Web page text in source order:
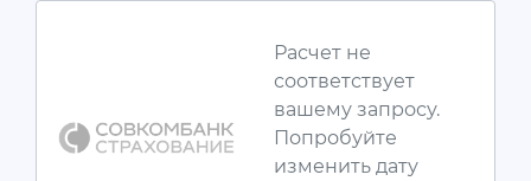
Расчет не
соответствует
вашему запросу.
Попробуйте
изменить дату